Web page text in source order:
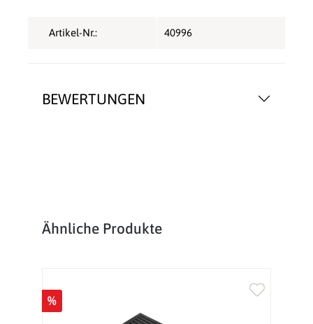
BEWERTUNGEN
Artikel-Nr.: 40996
Produktgalerie überspringen
Ähnliche Produkte
%